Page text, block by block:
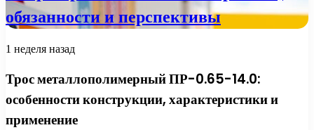
обязанности и перспективы
1 неделя назад
Трос металлополимерный ПР-0.65-14.0:
особенности конструкции, характеристики и
применение